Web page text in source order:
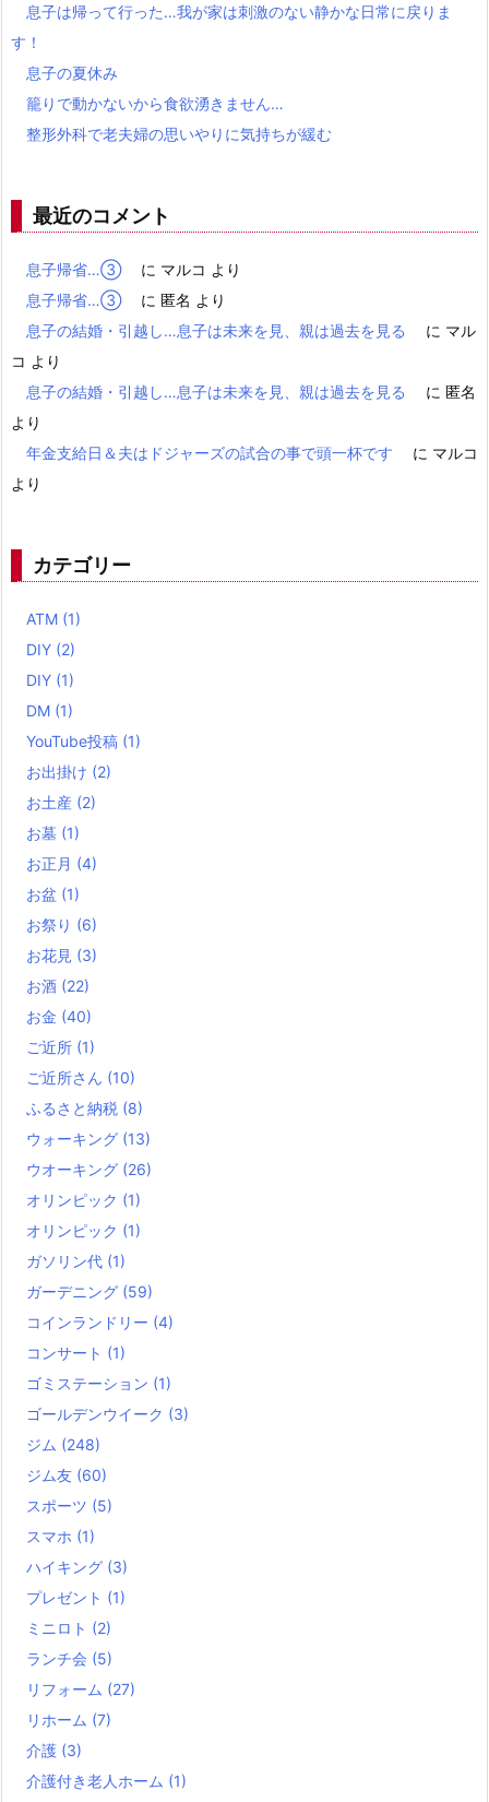
息子は帰って行った…我が家は刺激のない静かな日常に戻りま
す！
息子の夏休み
籠りで動かないから食欲湧きません…
整形外科で老夫婦の思いやりに気持ちが緩む
最近のコメント
息子帰省…③ に マルコ より
息子帰省…③
に 匿名 より
息子の結婚・引越し…息子は未来を見、親は過去を見る
に マル
コ より
息子の結婚・引越し…息子は未来を見、親は過去を見る
に 匿名
より
年金支給日＆夫はドジャーズの試合の事で頭一杯です
に マルコ
より
カテゴリー
ATM (1)
DIY (2)
DIY (1)
DM (1)
YouTube投稿 (1)
お出掛け (2)
お土産 (2)
お墓 (1)
お正月 (4)
お盆 (1)
お祭り (6)
お花見 (3)
お酒 (22)
お金 (40)
ご近所 (1)
ご近所さん (10)
ふるさと納税 (8)
ウォーキング (13)
ウオーキング (26)
オリンピック (1)
オリンピック (1)
ガソリン代 (1)
ガーデニング (59)
コインランドリー (4)
コンサート (1)
ゴミステーション (1)
ゴールデンウイーク (3)
ジム (248)
ジム友 (60)
スポーツ (5)
スマホ (1)
ハイキング (3)
プレゼント (1)
ミニロト (2)
ランチ会 (5)
リフォーム (27)
リホーム (7)
介護 (3)
介護付き老人ホーム (1)